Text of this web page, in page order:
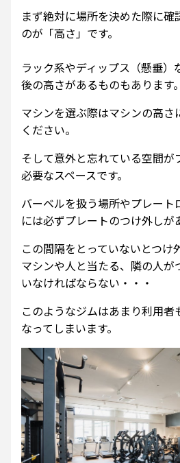
まず絶対に場所を決めた際に
のが「高さ」です。
ラック系やディップス（懸垂）
後の高さがあるものもあります。
マシンを選ぶ際はマシンの高さ
ください。
そして意外と忘れている空間が
必要なスペースです。
バーベルを扱う場所やプレート
には必ずプレートのつけ外しが
この間隔をとっていないとつけ
マシンや人と当たる、隣の人が
いなければならない・・・
このようなジムはあまり利用
なってしまいます。